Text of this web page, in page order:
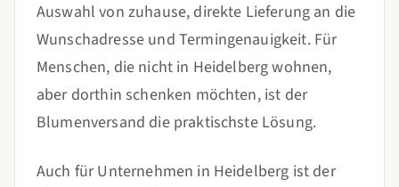
Auswahl von zuhause, direkte Lieferung an die
Wunschadresse und Termingenauigkeit. Für
Menschen, die nicht in Heidelberg wohnen,
aber dorthin schenken möchten, ist der
Blumenversand die praktischste Lösung.
Auch für Unternehmen in Heidelberg ist der